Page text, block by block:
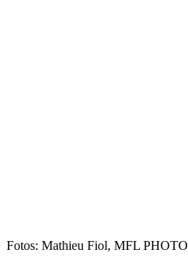
Fotos: Mathieu Fiol, MFL PHOTO